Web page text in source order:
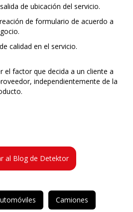
de ubicación del servicio.
de formulario de acuerdo a
calidad en el servicio.
el factor que decida a un cliente a
independientemente de la
al Blog de Detektor
Camiones